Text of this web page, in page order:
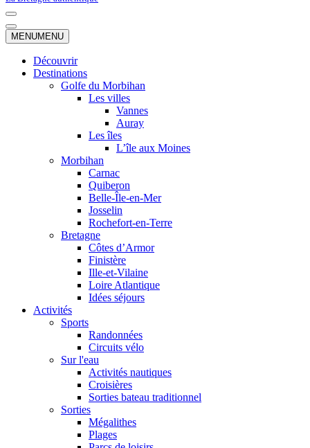
Menu
de
navigation
Menu
de
MENUMENU
Découvrir
Destinations
Golfe du Morbihan
Les villes
Vannes
Auray
Les îles
L’île aux Moines
Morbihan
Carnac
Quiberon
Belle-Île-en-Mer
Josselin
Rochefort-en-Terre
Bretagne
Côtes d’Armor
Finistère
Ille-et-Vilaine
Loire Atlantique
Idées séjours
Activités
Sports
Randonnées
Circuits vélo
Sur l'eau
Activités nautiques
Croisières
Sorties bateau traditionnel
Sorties
Mégalithes
Plages